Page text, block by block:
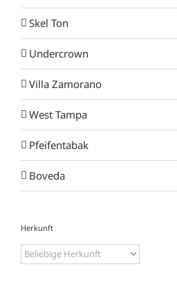
Skel Ton
Undercrown
Villa Zamorano
West Tampa
Pfeifentabak
Boveda
Herkunft